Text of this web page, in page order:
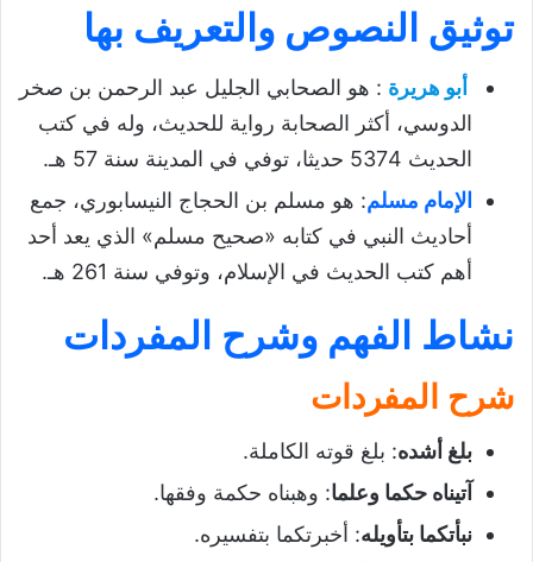
توثيق النصوص والتعريف بها
أبو هريرة : هو الصحابي الجليل عبد الرحمن بن صخر
الدوسي، أكثر الصحابة رواية للحديث، وله في كتب
الحديث 5374 حديثا، توفي في المدينة سنة 57 هـ.
الإمام مسلم: هو مسلم بن الحجاج النيسابوري، جمع
أحاديث النبي في كتابه «صحيح مسلم» الذي يعد أحد
أهم كتب الحديث في الإسلام، وتوفي سنة 261 هـ.
نشاط الفهم وشرح المفردات
شرح المفردات
بلغ أشده: بلغ قوته الكاملة.
آتيناه حكما وعلما: وهبناه حكمة وفقها.
نبأتكما بتأويله: أخبرتكما بتفسيره.